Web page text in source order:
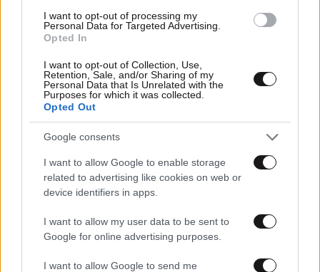
I want to opt-out of processing my
Personal Data for Targeted Advertising.
Opted In
I want to opt-out of Collection, Use,
Retention, Sale, and/or Sharing of my
Personal Data that Is Unrelated with the
Purposes for which it was collected.
Opted Out
Google consents
I want to allow Google to enable storage
related to advertising like cookies on web or
device identifiers in apps.
I want to allow my user data to be sent to
Google for online advertising purposes.
I want to allow Google to send me
TRENDING